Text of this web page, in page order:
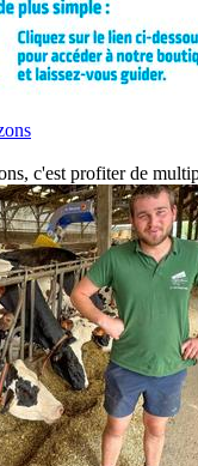
c'est profiter de